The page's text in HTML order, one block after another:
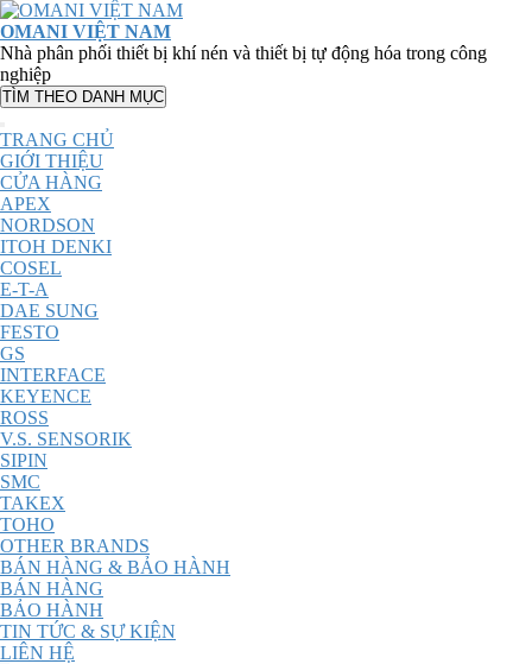
OMANI VIỆT NAM
Nhà phân phối thiết bị khí nén và thiết bị tự động hóa trong công
nghiệp
TÌM THEO DANH MỤC
TRANG CHỦ
GIỚI THIỆU
CỬA HÀNG
APEX
NORDSON
ITOH DENKI
COSEL
E-T-A
DAE SUNG
FESTO
GS
INTERFACE
KEYENCE
ROSS
V.S. SENSORIK
SIPIN
SMC
TAKEX
TOHO
OTHER BRANDS
BÁN HÀNG & BẢO HÀNH
BÁN HÀNG
BẢO HÀNH
TIN TỨC & SỰ KIỆN
LIÊN HỆ